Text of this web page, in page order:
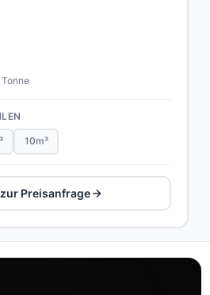
Tonne
10m³
Preisanfrage